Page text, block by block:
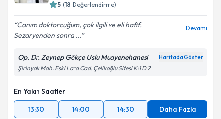
5 (18 Değerlendirme)
Canım doktorcuğum, çok ilgili ve eli hafif.
Sezaryenden sonra ...
Devamı
Op. Dr. Zeynep Gökçe Uslu Muayenehanesi Haritada Göster
Şirinyalı Mah. Eski Lara Cad. Çelikoğlu Sitesi K:1 D:2
En Yakın Saatler
13:30
14:00 14:30 Daha Fazla